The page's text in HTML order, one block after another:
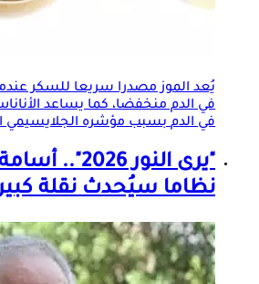
يُعد الموز مصدرا سريعا للسكر
في الدم منخفضا، كما يساعد
في الدمبسبب مؤشره الجلايسيمي
"يرى النور
نظاما سيُحدث نقلة